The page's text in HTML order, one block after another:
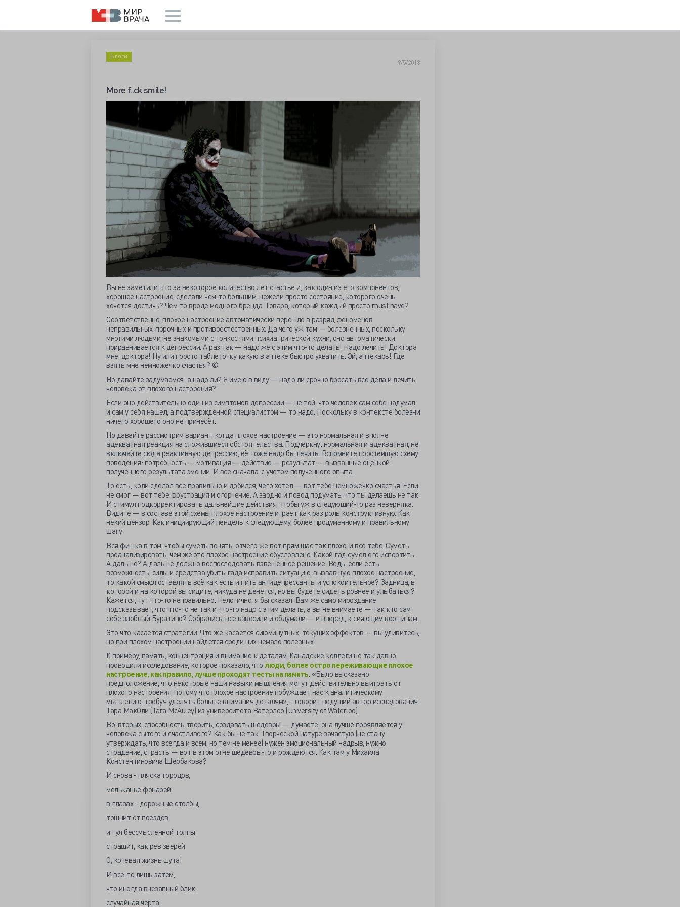
Блоги
9/5/2018
More f..ck smile!
Вы не заметили, что за некоторое количество лет счастье и, как один из его компонентов,
хорошее настроение, сделали чем-то большим, нежели просто состояние, которого очень
хочется достичь? Чем-то вроде модного бренда. Товара, который каждый просто must have?
Соответственно, плохое настроение автоматически перешло в разряд феноменов
неправильных, порочных и противоестественных. Да чего уж там — болезненных, поскольку
многими людьми, не знакомыми с тонкостями психиатрической кухни, оно автоматически
приравнивается к депрессии. А раз так — надо же с этим что-то делать! Надо лечить! Доктора
мне. доктора! Ну или просто таблеточку какую в аптеке быстро ухватить. Эй, аптекарь! Где
взять мне немножечко счастья? ©
Но давайте задумаемся: а надо ли? Я имею в виду — надо ли срочно бросать все дела и лечить
человека от плохого настроения?
Если оно действительно один из симптомов депрессии — не той, что человек сам себе надумал
и сам у себя нашёл, а подтверждённой специалистом — то надо. Поскольку в контексте болезни
ничего хорошего оно не принесёт.
Но давайте рассмотрим вариант, когда плохое настроение — это нормальная и вполне
адекватная реакция на сложившиеся обстоятельства. Подчеркну: нормальная и адекватная, не
включайте сюда реактивную депрессию, её тоже надо бы лечить. Вспомните простейшую схему
поведения: потребность — мотивация — действие — результат — вызванные оценкой
полученного результата эмоции. И все сначала, с учетом полученного опыта.
То есть, коли сделал все правильно и добился, чего хотел — вот тебе немножечко счастья. Если
не смог — вот тебе фрустрация и огорчение. А заодно и повод подумать, что ты делаешь не так.
И стимул подкорректировать дальнейшие действия, чтобы уж в следующий-то раз наверняка.
Видите — в составе этой схемы плохое настроение играет как раз роль конструктивную. Как
некий цензор. Как инициирующий пендель к следующему, более продуманному и правильному
шагу.
Вся фишка в том, чтобы суметь понять, отчего же вот прям щас так плохо, и всё тебе. Суметь
проанализировать, чем же это плохое настроение обусловлено. Какой гад сумел его испортить.
А дальше? А дальше должно воспоследовать взвешенное решение. Ведь, если есть
возможность, силы и средстваубить гадаисправить ситуацию, вызвавшую плохое настроение,
то какой смысл оставлять всё как есть и пить антидепрессанты и успокоительное? Задница, в
которой и на которой вы сидите, никуда не денется, но вы будете сидеть ровнее и улыбаться?
Кажется, тут что-то неправильно. Нелогично, я бы сказал. Вам же само мироздание
подсказывает, что что-то не так и что-то надо с этим делать, а вы не внимаете — так кто сам
себе злобный Буратино? Собрались, все взвесили и обдумали — и вперед, к сияющим вершинам.
Это что касается стратегии. Что же касается сиюминутных, текущих эффектов — вы удивитесь,
но при плохом настроении найдется среди них немало полезных.
К примеру, память, концентрация и внимание к деталям. Канадские коллеги не так давно
проводили исследование, которое показало, что люди, более остро переживающие плохое
настроение, как правило, лучше проходят тесты на память . «Было высказано
предположение, что некоторые наши навыки мышления могут действительно выиграть от
плохого настроения, потому что плохое настроение побуждает нас к аналитическому
мышлению, требуя уделять больше внимания деталям», - говорит ведущий автор исследования
Тара МакОли (Tara McAuley) из университета Ватерлоо (University of Waterloo).
Во-вторых, способность творить, создавать шедевры — думаете, она лучше проявляется у
человека сытого и счастливого? Как бы не так. Творческой натуре зачастую (не стану
утверждать, что всегда и всем, но тем не менее) нужен эмоциональный надрыв, нужно
страдание, страсть — вот в этом огне шедевры-то и рождаются. Как там у Михаила
Константиновича Щербакова?
И снова - пляска городов,
мельканье фонарей,
в глазах - дорожные столбы,
тошнит от поездов,
и гул бессмысленной толпы
страшит, как рев зверей.
О, кочевая жизнь шута!
И все-то лишь затем,
что иногда внезапный блик,
случайная черта,